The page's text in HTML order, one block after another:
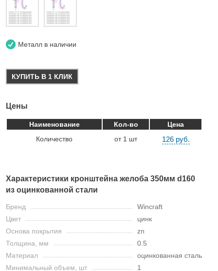
Металл в наличии
КУПИТЬ В 1 КЛИК
Цены
Наименование Кол-во
Цена
Количество
от 1 шт 126 руб.
Характеристики кронштейна желоба 350мм d160
из оцинкованной стали
Бренд
Wincraft
Цвет
цинк
Основа покрытия
zn
Толщина, мм
0.5
Материал
оцинкованная сталь
Минимальный объем, шт
1